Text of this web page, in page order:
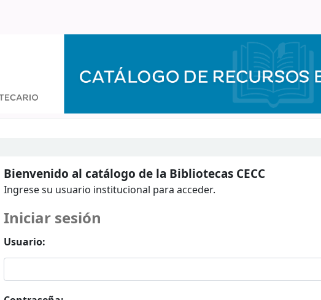
Bienvenido al catálogo de la Bibliotecas CECC
Ingrese su usuario institucional para acceder.
Iniciar sesión
Usuario: